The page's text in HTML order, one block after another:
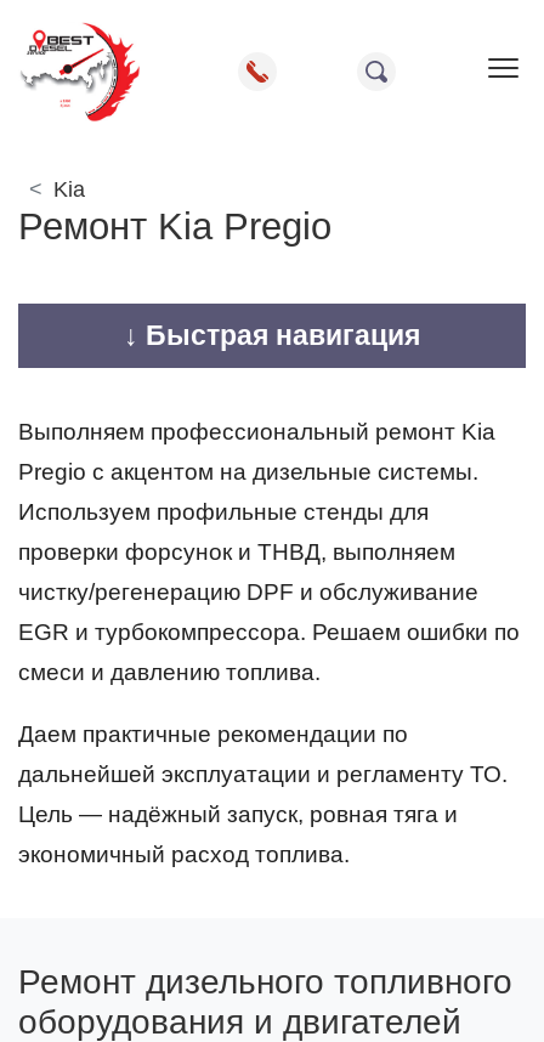
Kia
Ремонт Kia Pregio
↓ Быстрая навигация
Выполняем профессиональный ремонт Kia
Pregio с акцентом на дизельные системы.
Используем профильные стенды для
проверки форсунок и ТНВД, выполняем
чистку/регенерацию DPF и обслуживание
EGR и турбокомпрессора. Решаем ошибки по
смеси и давлению топлива.
Даем практичные рекомендации по
дальнейшей эксплуатации и регламенту ТО.
Цель — надёжный запуск, ровная тяга и
экономичный расход топлива.
Ремонт дизельного топливного
оборудования и двигателей